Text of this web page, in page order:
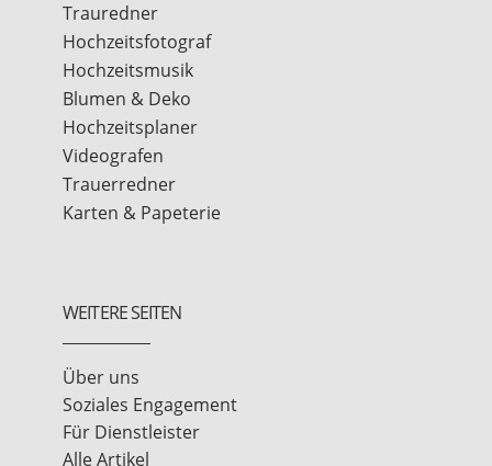
Trauredner
Hochzeitsfotograf
Hochzeitsmusik
Blumen & Deko
Hochzeitsplaner
Videografen
Trauerredner
Karten & Papeterie
WEITERE SEITEN
Über uns
Soziales Engagement
Für Dienstleister
Alle Artikel